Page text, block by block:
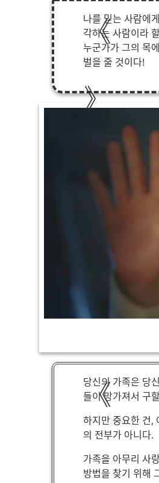
나를 믿는 사람에
각하는 사람이라
누군가가 그의 목
벌을 줄 것이다!
당신의 가족은 당
들이 망가져서 구
하지만 중요한 건,
의 전부가 아니다.
가족을 아무리 사
방법을 찾기 위해